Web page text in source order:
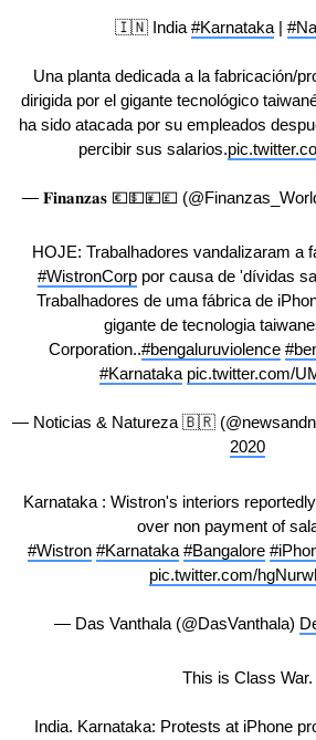
🇮🇳 India #Karnataka|
Una planta dedicada a la fabricación/
dirigida por el gigante tecnológico
ha sido atacada por su empleados
percibir sus salarios.
— 𝐅𝐢𝐧𝐚𝐧𝐳𝐚𝐬 💶💵💴💷
HOJE: Trabalhadores vandalizaram a
#WistronCorp por causa de 'dívidas
Trabalhadores de uma fábrica de
gigante de tecnologia
Corporation..#bengaluruviolence
#Karnataka pic.twitter.com/
— Noticias & Natureza 🇧🇷
2020
Karnataka : Wistron's interiors
over non payment of
#Wistron #Karnataka #Bangalore
pic.twitter.com/
— Das Vanthala (@DasVanthala)
This is Class War.
India. Karnataka: Protests at iPhone